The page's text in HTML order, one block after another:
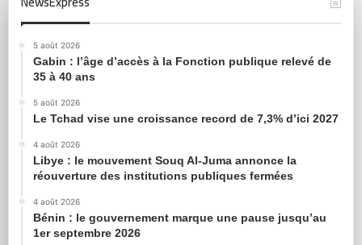
5 août 2026
Gabin : l’âge d’accès à la Fonction publique relevé de
35 à 40 ans
5 août 2026
Le Tchad vise une croissance record de 7,3% d’ici 2027
4 août 2026
Libye : le mouvement Souq Al-Juma annonce la
réouverture des institutions publiques fermées
4 août 2026
Bénin : le gouvernement marque une pause jusqu’au
1er septembre 2026